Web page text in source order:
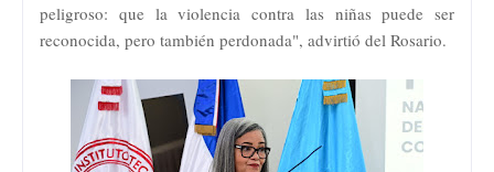
peligroso: que la violencia contra las niñas puede ser
reconocida, pero también perdonada", advirtió del Rosario.